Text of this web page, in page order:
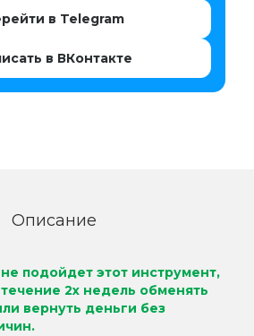
в Telegram
в ВКонтакте
Описание
подойдет этот инструмент,
2х недель обменять
вернуть деньги без